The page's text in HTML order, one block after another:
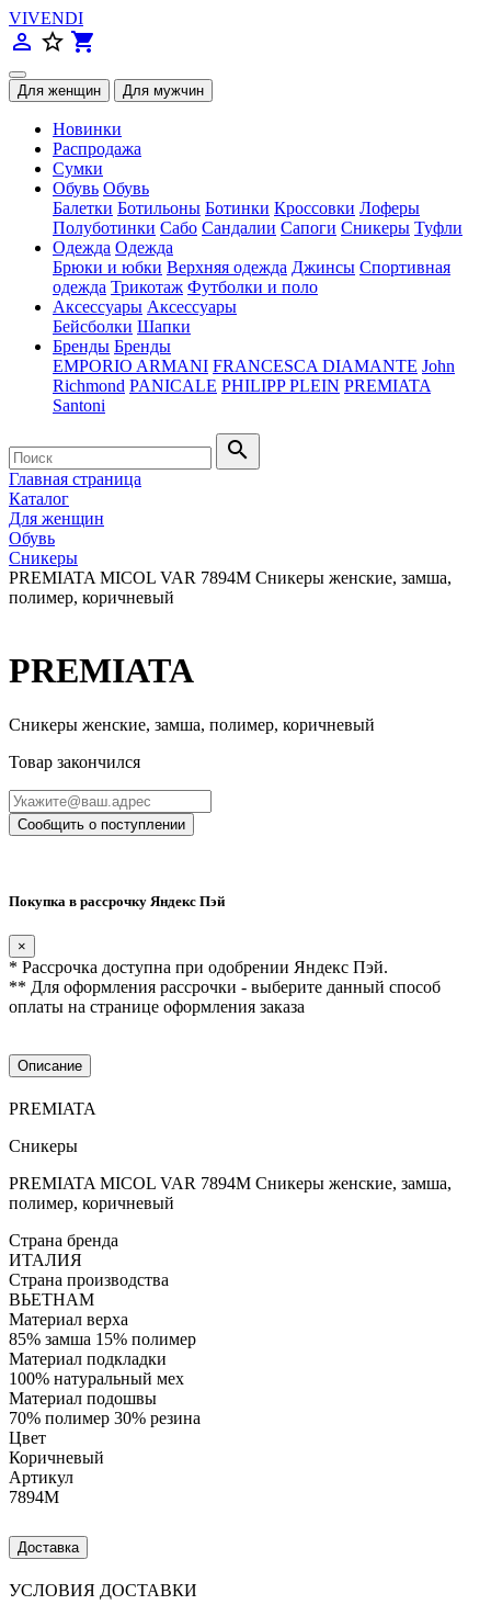
VIVENDI
person_outline star_border shopping_cart
Новинки
Распродажа
Сумки
Обувь Обувь
Балетки Ботильоны Ботинки Кроссовки Лоферы
Полуботинки Сабо Сандалии Сапоги Сникеры Туфли
Одежда Одежда
Брюки и юбки Верхняя одежда Джинсы Спортивная
одежда Трикотаж Футболки и поло
Аксессуары Аксессуары
Бейсболки Шапки
Бренды Бренды
EMPORIO ARMANI FRANCESCA DIAMANTE John
Richmond PANICALE PHILIPP PLEIN PREMIATA
Santoni
search
Главная страница
Каталог
Для женщин
Обувь
Сникеры
PREMIATA MICOL VAR 7894M Сникеры женские, замша,
полимер, коричневый
PREMIATA
Сникеры женские, замша, полимер, коричневый
Товар закончился
Сообщить о поступлении
Покупка в рассрочку Яндекс Пэй
×
* Рассрочка доступна при одобрении Яндекс Пэй.
** Для оформления рассрочки - выберите данный способ
оплаты на странице оформления заказа
Описание
PREMIATA
Сникеры
PREMIATA MICOL VAR 7894M Сникеры женские, замша,
полимер, коричневый
Страна бренда
ИТАЛИЯ
Страна производства
ВЬЕТНАМ
Материал верха
85% замша 15% полимер
Материал подкладки
100% натуральный мех
Материал подошвы
70% полимер 30% резина
Цвет
Коричневый
Артикул
7894M
Доставка
УСЛОВИЯ ДОСТАВКИ